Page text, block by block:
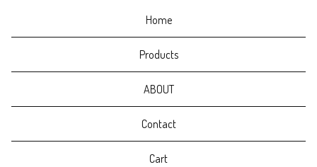
Home
Products
ABOUT
Contact
Cart